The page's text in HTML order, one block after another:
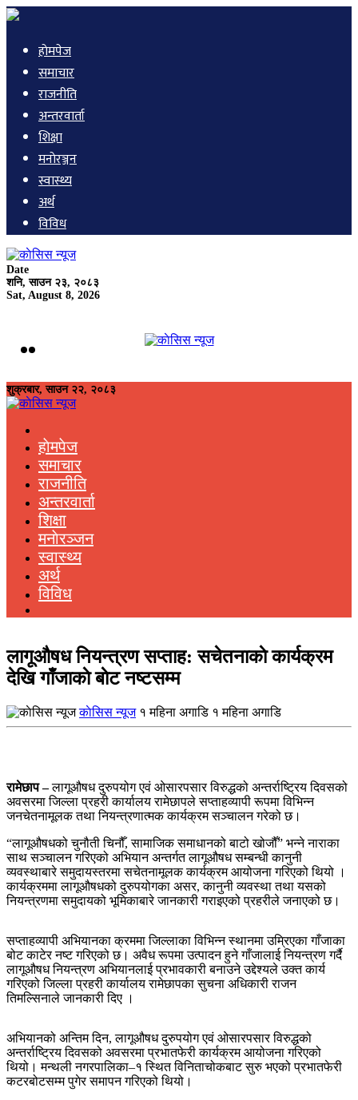
हाेमपेज
समाचार
राजनीति
अन्तरवार्ता
शिक्षा
मनाेरञ्जन
स्वास्थ्य
अर्थ
विविध
Date
शनि, साउन २३, २०८३
Sat, August 8, 2026
शुक्रबार, साउन २२, २०८३
हाेमपेज
समाचार
राजनीति
अन्तरवार्ता
शिक्षा
मनाेरञ्जन
स्वास्थ्य
अर्थ
विविध
लागूऔषध नियन्त्रण सप्ताह: सचेतनाकाे कार्यक्रम
देखि गाँजाकाे बाेट नष्टसम्म
काेसिस न्यूज १ महिना अगाडि १ महिना अगाडि
रामेछाप –लागूऔषध दुरुपयोग एवं ओसारपसार विरुद्धको अन्तर्राष्ट्रिय दिवसको
अवसरमा जिल्ला प्रहरी कार्यालय रामेछापले सप्ताहव्यापी रूपमा विभिन्न
जनचेतनामूलक तथा नियन्त्रणात्मक कार्यक्रम सञ्चालन गरेको छ।
“लागूऔषधको चुनौती चिनौँ, सामाजिक समाधानको बाटो खोजौँ” भन्ने नाराका
साथ सञ्चालन गरिएको अभियान अन्तर्गत लागूऔषध सम्बन्धी कानुनी
व्यवस्थाबारे समुदायस्तरमा सचेतनामूलक कार्यक्रम आयोजना गरिएको थियो ।
कार्यक्रममा लागूऔषधको दुरुपयोगका असर, कानुनी व्यवस्था तथा यसको
नियन्त्रणमा समुदायको भूमिकाबारे जानकारी गराइएको प्रहरीले जनाएको छ।
सप्ताहव्यापी अभियानका क्रममा जिल्लाका विभिन्न स्थानमा उम्रिएका गाँजाका
बोट काटेर नष्ट गरिएको छ। अवैध रूपमा उत्पादन हुने गाँजालाई नियन्त्रण गर्दै
लागूऔषध नियन्त्रण अभियानलाई प्रभावकारी बनाउने उद्देश्यले उक्त कार्य
गरिएको जिल्ला प्रहरी कार्यालय रामेछापका सुचना अधिकारी राजन
तिमल्सिनाले जानकारी दिए ।
अभियानको अन्तिम दिन, लागूऔषध दुरुपयोग एवं ओसारपसार विरुद्धको
अन्तर्राष्ट्रिय दिवसको अवसरमा प्रभातफेरी कार्यक्रम आयोजना गरिएको
थियो। मन्थली नगरपालिका–१ स्थित विनिताचोकबाट सुरु भएको प्रभातफेरी
कटरबोटसम्म पुगेर समापन गरिएको थियो।